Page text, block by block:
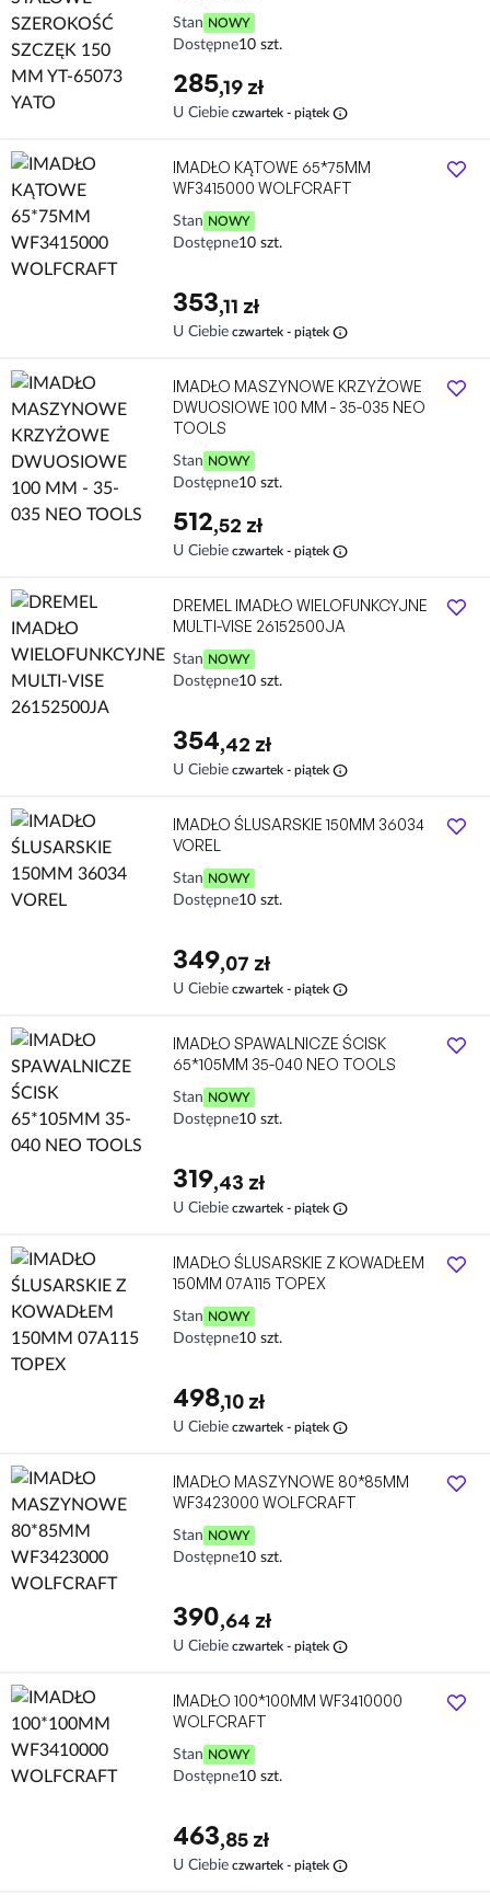
Stan NOWY
Dostępne10 szt.
285,19 zł
U Ciebie czwartek - piątek info
IMADŁO KĄTOWE 65*75MM
WF3415000 WOLFCRAFT
Stan NOWY
Dostępne10 szt.
353,11 zł
U Ciebie czwartek - piątek info
IMADŁO MASZYNOWE KRZYŻOWE
DWUOSIOWE 100 MM - 35-035 NEO
TOOLS
Stan NOWY
Dostępne10 szt.
512,52 zł
U Ciebie czwartek - piątek info
DREMEL IMADŁO WIELOFUNKCYJNE
MULTI-VISE 26152500JA
Stan NOWY
Dostępne10 szt.
354,42 zł
U Ciebie czwartek - piątek info
IMADŁO ŚLUSARSKIE 150MM 36034
VOREL
Stan NOWY
Dostępne10 szt.
349,07 zł
U Ciebie czwartek - piątek info
IMADŁO SPAWALNICZE ŚCISK
65*105MM 35-040 NEO TOOLS
Stan NOWY
Dostępne10 szt.
319,43 zł
U Ciebie czwartek - piątek info
IMADŁO ŚLUSARSKIE Z KOWADŁEM
150MM 07A115 TOPEX
Stan NOWY
Dostępne10 szt.
498,10 zł
U Ciebie czwartek - piątek info
IMADŁO MASZYNOWE 80*85MM
WF3423000 WOLFCRAFT
Stan NOWY
Dostępne10 szt.
390,64 zł
U Ciebie czwartek - piątek info
IMADŁO 100*100MM WF3410000
WOLFCRAFT
Stan NOWY
Dostępne10 szt.
463,85 zł
U Ciebie czwartek - piątek info